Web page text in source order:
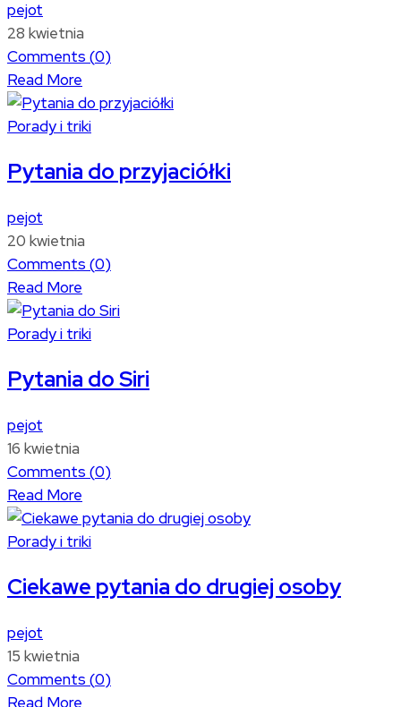
pejot
28 kwietnia
Comments (0)
Read More
Porady i triki
Pytania do przyjaciółki
pejot
20 kwietnia
Comments (0)
Read More
Porady i triki
Pytania do Siri
pejot
16 kwietnia
Comments (0)
Read More
Porady i triki
Ciekawe pytania do drugiej osoby
pejot
15 kwietnia
Comments (0)
Read More